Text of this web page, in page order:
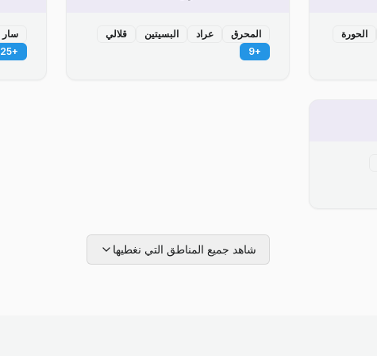
الحورة
المحرق عراد البسيتين
قلالي
+
9
سار
+
25
شاهد جميع المناطق التي نغطيها